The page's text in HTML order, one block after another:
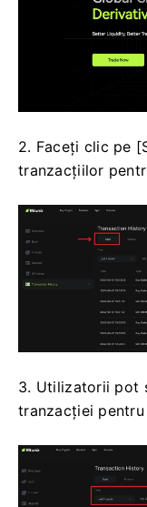
indicând un preț
Cum să
1. Conectați-vă
tranzacțiilor